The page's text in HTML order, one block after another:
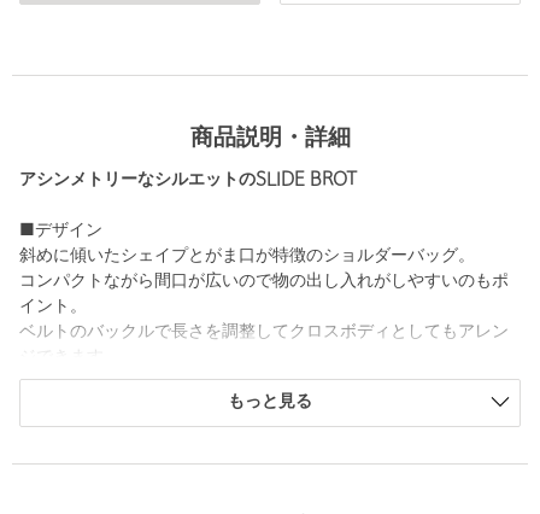
商品説明・詳細
アシンメトリーなシルエットのSLIDE BROT
■デザイン
斜めに傾いたシェイプとがま口が特徴のショルダーバッグ。
コンパクトながら間口が広いので物の出し入れがしやすいのもポ
イント。
ベルトのバックルで長さを調整してクロスボディとしてもアレン
開閉する際は、本体の間口部分を手の腹を使って押し広げるよう
OFF WHITE：24FWB010167003 CREAM
もっと見る